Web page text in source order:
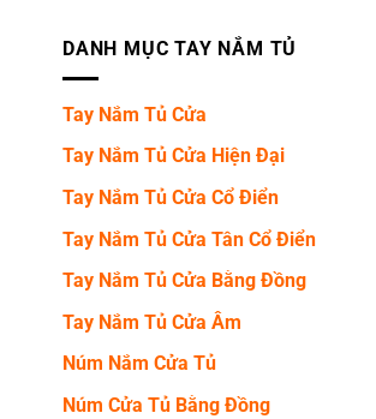
DANH MỤC TAY NẮM TỦ
Tay Nắm Tủ Cửa
Tay Nắm Tủ Cửa Hiện Đại
Tay Nắm Tủ Cửa Cổ Điển
Tay Nắm Tủ Cửa Tân Cổ Điển
Tay Nắm Tủ Cửa Bằng Đồng
Tay Nắm Tủ Cửa Âm
Núm Nắm Cửa Tủ
Núm Cửa Tủ Bằng Đồng